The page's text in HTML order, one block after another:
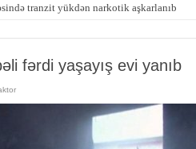
qəzaya düşdü
fərdi yaşayış evi yanıb